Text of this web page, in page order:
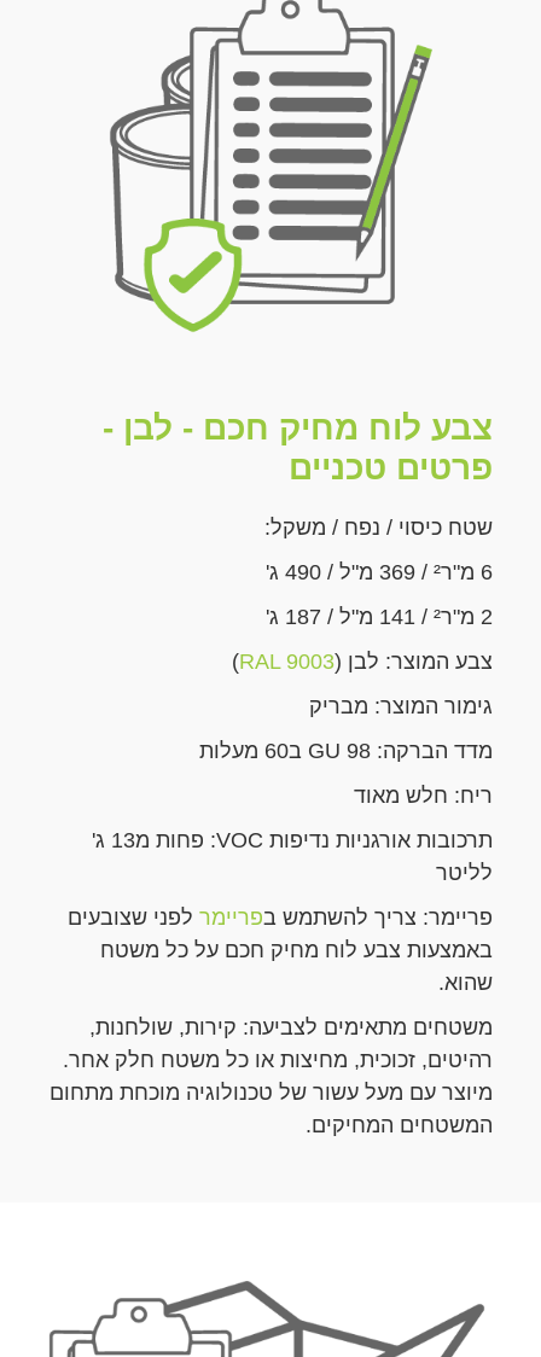
צבע לוח מחיק חכם - לבן -
פרטים טכניים
שטח כיסוי / נפח / משקל:
6 מ"ר² / 369 מ"ל / 490 ג'
2 מ"ר² / 141 מ"ל / 187 ג'
צבע המוצר: לבן (RAL 9003
)
גימור המוצר: מבריק
מדד הברקה: 98 GU ב60 מעלות
ריח: חלש מאוד
תרכובות אורגניות נדיפות VOC: פחות מ13 ג'
לליטר
פריימר: צריך להשתמש בפריימר לפני שצובעים
באמצעות צבע לוח מחיק חכם על כל משטח
שהוא.
משטחים מתאימים לצביעה: קירות, שולחנות,
רהיטים, זכוכית, מחיצות או כל משטח חלק אחר.
מיוצר עם מעל עשור של טכנולוגיה מוכחת מתחום
המשטחים המחיקים.